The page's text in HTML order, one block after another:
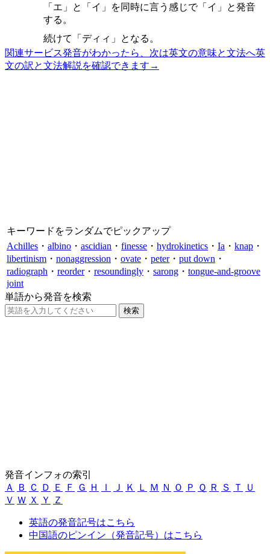
「エ」と「イ」を同時に言う感じで「イ」と発音
する。
続けて「ディィ」となる。
関連サービス発音がわかったら、次は英文の意味と文法へ英
文の訳と文法解説を確認できます →
キーワードをランダムでピックアップ
Achilles ・ albino ・ ascidian ・ finesse ・ hydrokinetics ・ Ia ・ knap ・
libertinism ・ nonaggression ・ ovate ・ peter・ put down ・
radiograph ・ reorder・ resoundingly ・ sarong ・ tongue-and-groove
joint
単語から発音を検索
発音インフォの索引
Ａ
Ｂ Ｃ Ｄ Ｅ Ｆ Ｇ Ｈ Ｉ Ｊ Ｋ Ｌ Ｍ Ｎ Ｏ Ｐ Ｑ Ｒ Ｓ Ｔ
Ｕ
Ｖ Ｗ Ｘ Ｙ Ｚ
英語の発音記号はこちら
中国語のピンイン（発音記号）はこちら